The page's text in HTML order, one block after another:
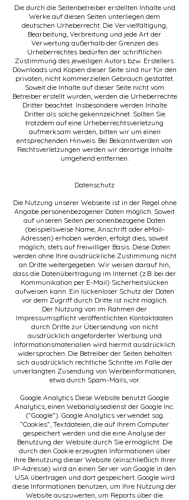
Die durch die Seitenbetreiber erstellten Inhalte und
Werke auf diesen Seiten unterliegen dem
deutschen Urheberrecht. Die Vervielfältigung,
Bearbeitung, Verbreitung und jede Art der
Verwertung außerhalb der Grenzen des
Urheberrechtes bedürfen der schriftlichen
Zustimmung des jeweiligen Autors bzw. Erstellers.
Downloads und Kopien dieser Seite sind nur für den
privaten, nicht kommerziellen Gebrauch gestattet.
Soweit die Inhalte auf dieser Seite nicht vom
Betreiber erstellt wurden, werden die Urheberrechte
Dritter beachtet. Insbesondere werden Inhalte
Dritter als solche gekennzeichnet. Sollten Sie
trotzdem auf eine Urheberrechtsverletzung
aufmerksam werden, bitten wir um einen
entsprechenden Hinweis. Bei Bekanntwerden von
Rechtsverletzungen werden wir derartige Inhalte
umgehend entfernen.
Datenschutz
Die Nutzung unserer Webseite ist in der Regel ohne
Angabe personenbezogener Daten möglich. Soweit
auf unseren Seiten personenbezogene Daten
(beispielsweise Name, Anschrift oder eMail-
Adressen) erhoben werden, erfolgt dies, soweit
möglich, stets auf freiwilliger Basis. Diese Daten
werden ohne Ihre ausdrückliche Zustimmung nicht
an Dritte weitergegeben. Wir weisen darauf hin,
dass die Datenübertragung im Internet (z.B. bei der
Kommunikation per E-Mail) Sicherheitslücken
aufweisen kann. Ein lückenloser Schutz der Daten
vor dem Zugriff durch Dritte ist nicht möglich.
Der Nutzung von im Rahmen der
Impressumspflicht veröffentlichten Kontaktdaten
durch Dritte zur Übersendung von nicht
ausdrücklich angeforderter Werbung und
Informationsmaterialien wird hiermit ausdrücklich
widersprochen. Die Betreiber der Seiten behalten
sich ausdrücklich rechtliche Schritte im Falle der
unverlangten Zusendung von Werbeinformationen,
etwa durch Spam-Mails, vor.
Google Analytics Diese Website benutzt Google
Analytics, einen Webanalysedienst der Google Inc.
(”Google”). Google Analytics verwendet sog.
”Cookies”, Textdateien, die auf Ihrem Computer
gespeichert werden und die eine Analyse der
Benutzung der Website durch Sie ermöglicht. Die
durch den Cookie erzeugten Informationen über
Ihre Benutzung dieser Website (einschließlich Ihrer
IP-Adresse) wird an einen Server von Google in den
USA übertragen und dort gespeichert. Google wird
diese Informationen benutzen, um Ihre Nutzung der
Website auszuwerten, um Reports über die